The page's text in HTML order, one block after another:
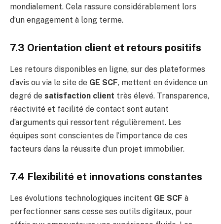
mondialement. Cela rassure considérablement lors
d’un engagement à long terme.
7.3 Orientation client et retours positifs
Les retours disponibles en ligne, sur des plateformes
d’avis ou via le site de GE SCF, mettent en évidence un
degré de satisfaction client très élevé. Transparence,
réactivité et facilité de contact sont autant
d’arguments qui ressortent régulièrement. Les
équipes sont conscientes de l’importance de ces
facteurs dans la réussite d’un projet immobilier.
7.4 Flexibilité et innovations constantes
Les évolutions technologiques incitent GE SCF à
perfectionner sans cesse ses outils digitaux, pour